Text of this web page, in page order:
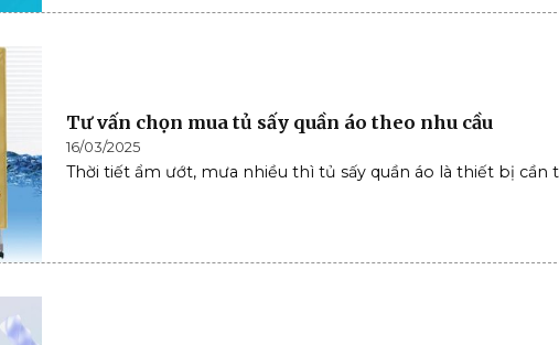
Tư vấn chọn mua tủ sấy quần áo theo nhu cầu
16/03/2025
Thời tiết ẩm ướt, mưa nhiều thì tủ sấy quần áo là thiết bị cần